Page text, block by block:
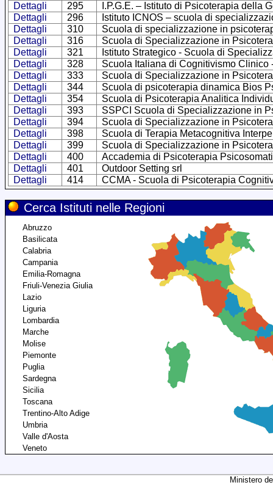
Dettagli
295
I.P.G.E. – Istituto di Psicoterapia della
Dettagli
296
Istituto ICNOS – scuola di
Dettagli
310
Scuola di specializzazione in
Dettagli
316
Scuola di Specializzazione in
Dettagli
321
Istituto Strategico - Scuola di
Dettagli
328
Scuola Italiana di Cognitivismo Clinico
Dettagli
333
Scuola di Specializzazione in
Dettagli
344
Scuola di psicoterapia dinamica Bios
Dettagli
354
Scuola di Psicoterapia Analitica
Dettagli
393
SSPCI Scuola di Specializzazione in
Dettagli
394
Scuola di Specializzazione in
Dettagli
398
Scuola di Terapia Metacognitiva
Dettagli
399
Scuola di Specializzazione in
Dettagli
400
Accademia di Psicoterapia
Dettagli
401
Outdoor Setting srl
Dettagli
414 CCMA - Scuola di Psicoterapia
Cerca Istituti nelle Regioni
Abruzzo
Basilicata
Calabria
Campania
Emilia-Romagna
Friuli-Venezia Giulia
Lazio
Liguria
Lombardia
Marche
Molise
Piemonte
Puglia
Sardegna
Sicilia
Toscana
Trentino-Alto Adige
Umbria
Valle d'Aosta
Veneto
Ministero